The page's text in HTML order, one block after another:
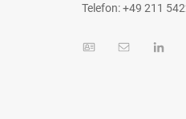
Telefon: +49 211